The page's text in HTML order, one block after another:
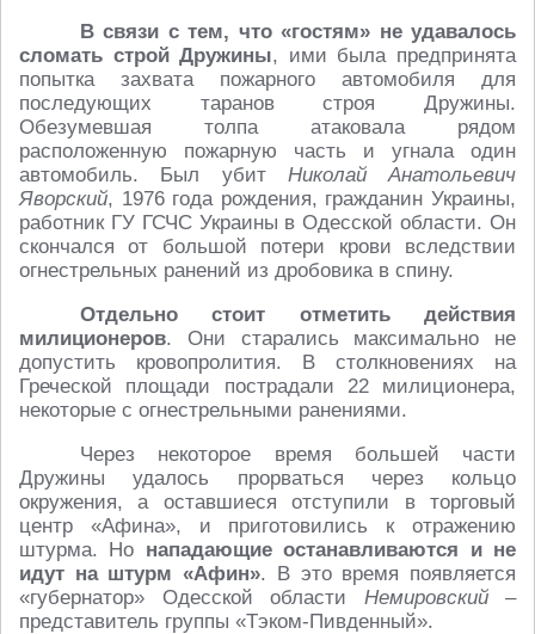
В связи с тем, что «гостям» не удавалось
сломать строй Дружины, ими была предпринята
попытка захвата пожарного автомобиля для
последующих таранов строя Дружины.
Обезумевшая толпа атаковала рядом
расположенную пожарную часть и угнала один
автомобиль. Был убит Николай Анатольевич
Яворский, 1976 года рождения, гражданин Украины,
работник ГУ ГСЧС Украины в Одесской области. Он
скончался от большой потери крови вследствии
огнестрельных ранений из дробовика в спину.
Отдельно стоит отметить действия
милиционеров. Они старались максимально не
допустить кровопролития. В столкновениях на
Греческой площади пострадали 22 милиционера,
некоторые с огнестрельными ранениями.
Через некоторое время большей части
Дружины удалось прорваться через кольцо
окружения, а оставшиеся отступили в торговый
центр «Афина», и приготовились к отражению
штурма. Но нападающие останавливаются и не
идут на штурм «Афин». В это время появляется
«губернатор» Одесской области Немировский–
представитель группы «Тэком-Пивденный».